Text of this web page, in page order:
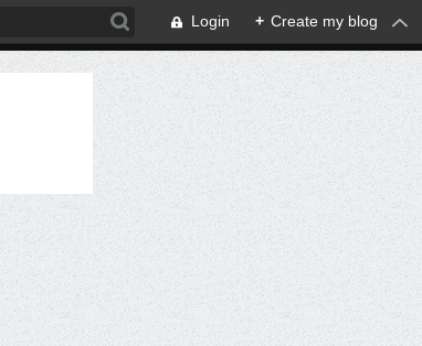
Login + Create my blog